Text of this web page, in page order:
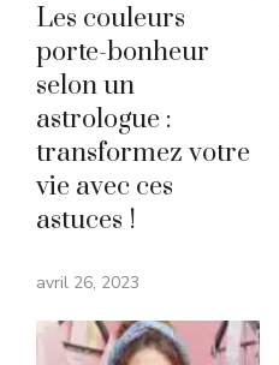
Les couleurs
porte-bonheur
selon un
astrologue :
transformez votre
vie avec ces
astuces !
avril 26, 2023